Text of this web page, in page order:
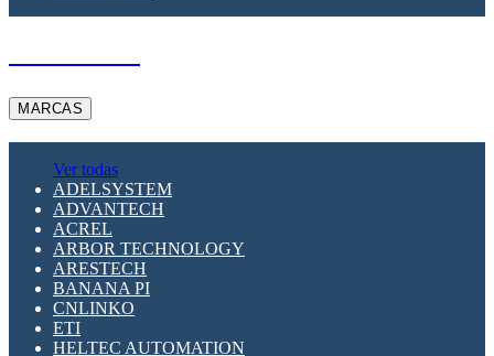
MARCAS
Ver todas
ADELSYSTEM
ADVANTECH
ACREL
ARBOR TECHNOLOGY
ARESTECH
BANANA PI
CNLINKO
ETI
HELTEC AUTOMATION